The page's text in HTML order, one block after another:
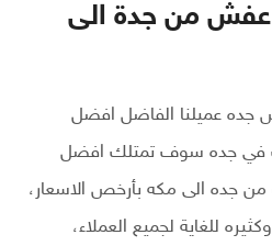
من جدة الى
جده عميلنا الفاضل افضل
في جده سوف تمتلك افضل
جده الى مكه بأرخص الاسعار،
للغاية لجميع العملاء،